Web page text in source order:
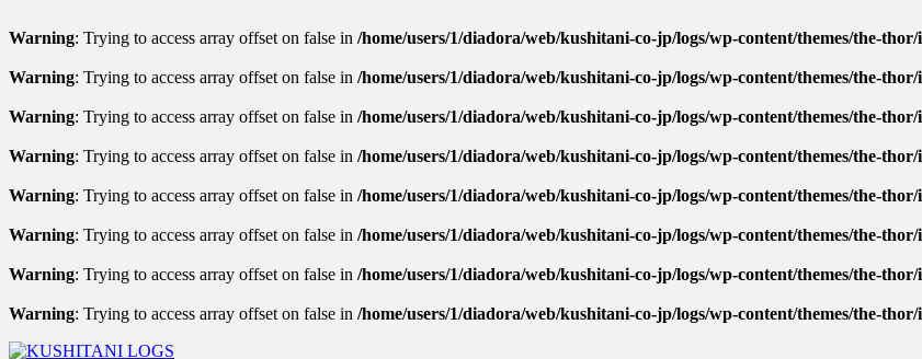
Warning: Trying to access array offset on false in /home/users/1/diadora/web/kushitani-co-jp/logs/wp-content/themes/the-
Warning: Trying to access array offset on false in /home/users/1/diadora/web/kushitani-co-jp/logs/wp-content/themes/the-
Warning: Trying to access array offset on false in /home/users/1/diadora/web/kushitani-co-jp/logs/wp-content/themes/the-
Warning: Trying to access array offset on false in /home/users/1/diadora/web/kushitani-co-jp/logs/wp-content/themes/the-
Warning: Trying to access array offset on false in /home/users/1/diadora/web/kushitani-co-jp/logs/wp-content/themes/the-
Warning: Trying to access array offset on false in /home/users/1/diadora/web/kushitani-co-jp/logs/wp-content/themes/the-
Warning: Trying to access array offset on false in /home/users/1/diadora/web/kushitani-co-jp/logs/wp-content/themes/the-
Warning: Trying to access array offset on false in /home/users/1/diadora/web/kushitani-co-jp/logs/wp-content/themes/the-